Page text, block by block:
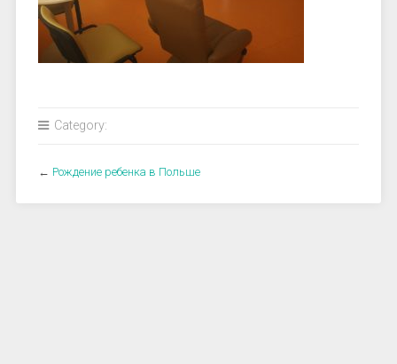
Category:
← Рождение ребенка в Польше